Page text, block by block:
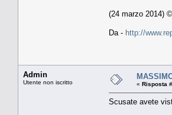
(24 marzo 2014)
Da - http://
Admin
Utente non iscritto « Risposta
Scusate avete